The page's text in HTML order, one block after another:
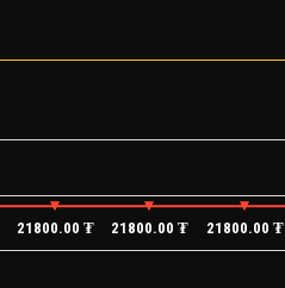
21800.00 ₮ 21800.00 ₮ 21800.00 ₮